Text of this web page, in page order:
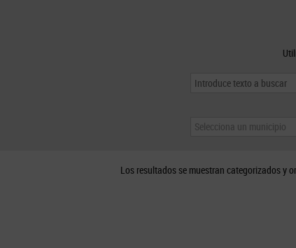
Selecciona un municipio
Los resultados se muestran categorizados y